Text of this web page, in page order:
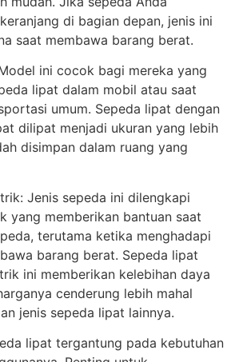
di bagian depan, jenis ini
saat membawa barang berat.
ini cocok bagi mereka yang
lipat dalam mobil atau saat
umum. Sepeda lipat dengan
dilipat menjadi ukuran yang lebih
disimpan dalam ruang yang
Jenis sepeda ini dilengkapi
yang memberikan bantuan saat
terutama ketika menghadapi
barang berat. Sepeda lipat
ini memberikan kelebihan daya
cenderung lebih mahal
jenis sepeda lipat lainnya.
lipat tergantung pada kebutuhan